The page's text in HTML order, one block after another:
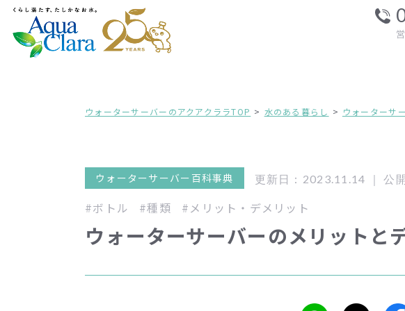
ウォーターサーバーのアクアクララTOP 水のある暮らし ウォーターサ
ウォーターサーバー百科事典 更新日：2023.11.14 ｜公
#ボトル #種類 #メリット・デメリット
ウォーターサーバーのメリットと